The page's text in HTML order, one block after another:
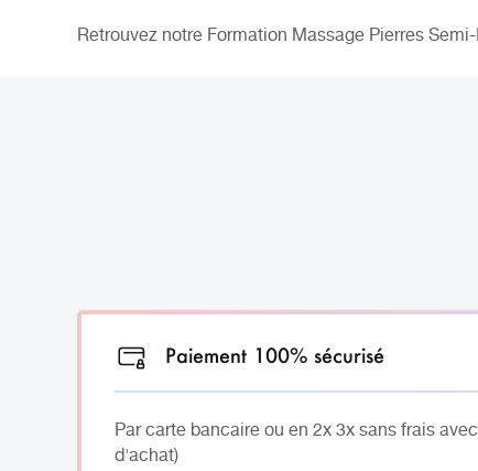
Retrouvez notre Formation Massage Pierres
Paiement 100% sécurisé
Par carte bancaire ou en 2x 3x sans frais
d'achat)